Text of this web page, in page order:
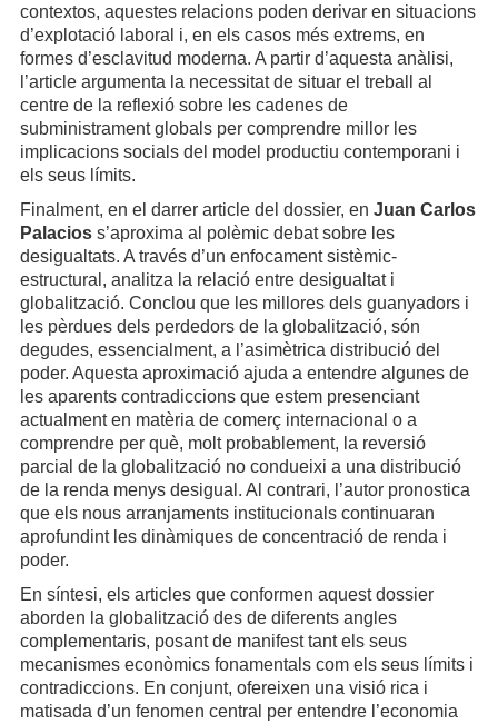
contextos, aquestes relacions poden derivar en situacions
d’explotació laboral i, en els casos més extrems, en
formes d’esclavitud moderna. A partir d’aquesta anàlisi,
l’article argumenta la necessitat de situar el treball al
centre de la reflexió sobre les cadenes de
subministrament globals per comprendre millor les
implicacions socials del model productiu contemporani i
els seus límits.
Finalment, en el darrer article del dossier, en Juan Carlos
Palacioss’aproxima al polèmic debat sobre les
desigualtats. A través d’un enfocament sistèmic-
estructural, analitza la relació entre desigualtat i
globalització. Conclou que les millores dels guanyadors i
les pèrdues dels perdedors de la globalització, són
degudes, essencialment, a l’asimètrica distribució del
poder. Aquesta aproximació ajuda a entendre algunes de
les aparents contradiccions que estem presenciant
actualment en matèria de comerç internacional o a
comprendre per què, molt probablement, la reversió
parcial de la globalització no condueixi a una distribució
de la renda menys desigual. Al contrari, l’autor pronostica
que els nous arranjaments institucionals continuaran
aprofundint les dinàmiques de concentració de renda i
poder.
En síntesi, els articles que conformen aquest dossier
aborden la globalització des de diferents angles
complementaris, posant de manifest tant els seus
mecanismes econòmics fonamentals com els seus límits i
contradiccions. En conjunt, ofereixen una visió rica i
matisada d’un fenomen central per entendre l’economia